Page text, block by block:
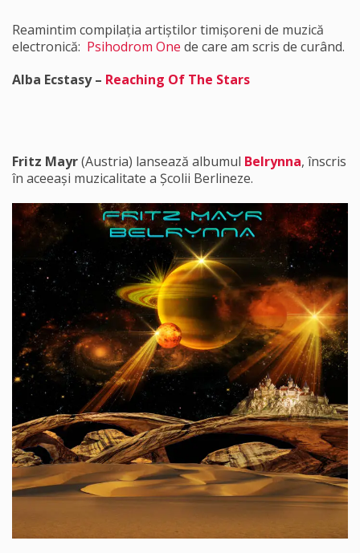
Reamintim compilația artiștilor timișoreni de muzică
electronică: Psihodrom One de care am scris de curând.
Alba Ecstasy – Reaching Of The Stars
Fritz Mayr(Austria) lansează albumul Belrynna, înscris
în aceeași muzicalitate a Școlii Berlineze.